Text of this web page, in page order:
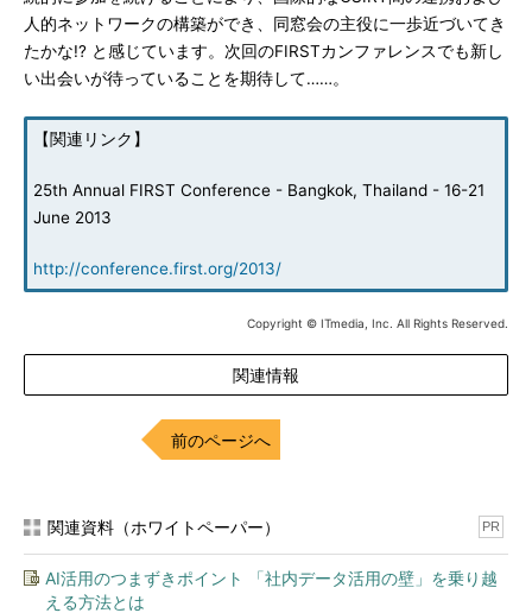
人的ネットワークの構築ができ、同窓会の主役に一歩近づいてき
たかな!? と感じています。次回のFIRSTカンファレンスでも新し
い出会いが待っていることを期待して……。
【関連リンク】
25th Annual FIRST Conference - Bangkok, Thailand - 16-21
June 2013
http://conference.first.org/2013/
Copyright © ITmedia, Inc. All Rights Reserved.
関連情報
前のページへ
関連資料（ホワイトペーパー） PR
AI活用のつまずきポイント 「社内データ活用の壁」を乗り越
える方法とは